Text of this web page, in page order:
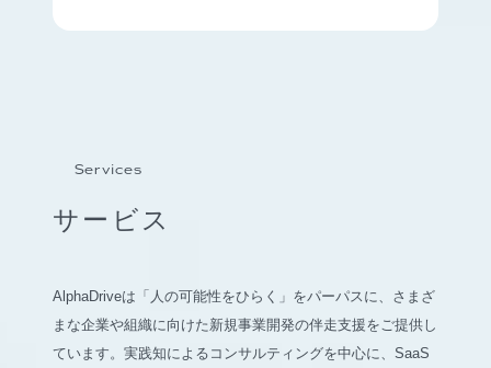
Services
サービス
AlphaDriveは「人の可能性をひらく」をパーパスに、さまざ
まな企業や組織に向けた新規事業開発の伴走支援をご提供し
ています。実践知によるコンサルティングを中心に、SaaS